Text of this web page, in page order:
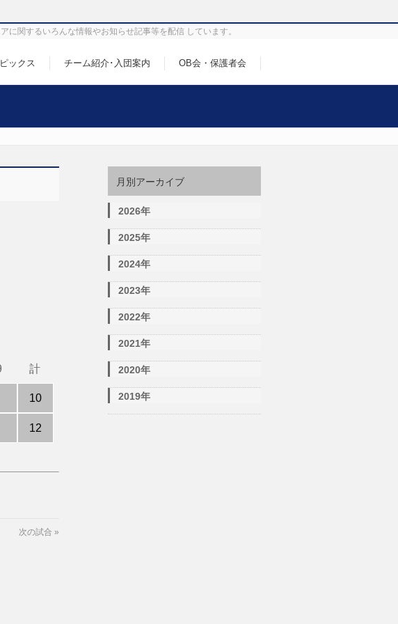
関するいろんな情報やお知らせ記事等を配信 しています。
ックス チーム紹介･入団案内 OB会・保護者会
計
10
12
次の試合 »
月別アーカイブ
2026年
2025年
2024年
2023年
2022年
2021年
2020年
2019年